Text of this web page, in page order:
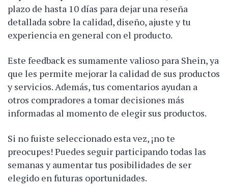
plazo de hasta 10 días para dejar una reseña
detallada sobre la calidad, diseño, ajuste y tu
experiencia en general con el producto.
Este feedback es sumamente valioso para Shein, ya
que les permite mejorar la calidad de sus productos
y servicios. Además, tus comentarios ayudan a
otros compradores a tomar decisiones más
informadas al momento de elegir sus productos.
Si no fuiste seleccionado esta vez, ¡no te
preocupes! Puedes seguir participando todas las
semanas y aumentar tus posibilidades de ser
elegido en futuras oportunidades.